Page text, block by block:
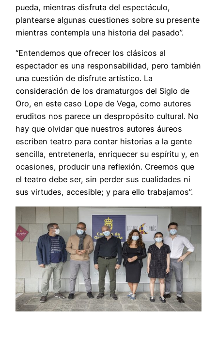
pueda, mientras disfruta del espectáculo,
plantearse algunas cuestiones sobre su presente
mientras contempla una historia del pasado”.
“Entendemos que ofrecer los clásicos al
espectador es una responsabilidad, pero también
una cuestión de disfrute artístico. La
consideración de los dramaturgos del Siglo de
Oro, en este caso Lope de Vega, como autores
eruditos nos parece un despropósito cultural. No
hay que olvidar que nuestros autores áureos
escriben teatro para contar historias a la gente
sencilla, entretenerla, enriquecer su espíritu y, en
ocasiones, producir una reflexión. Creemos que
el teatro debe ser, sin perder sus cualidades ni
sus virtudes, accesible; y para ello trabajamos”.